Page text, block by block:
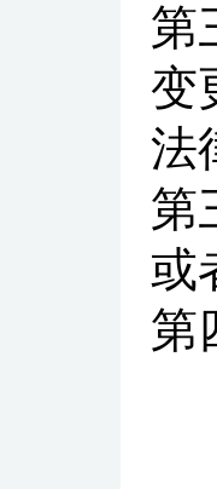
第
变
法
第
或
第